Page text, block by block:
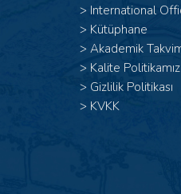
> International
> Kütüphane
> Akademik
> Kalite Politikamız
> Gizlilik Politikası
> KVKK